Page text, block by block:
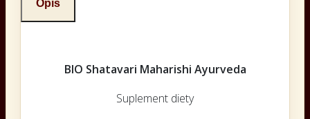
Opis
BIO Shatavari Maharishi Ayurveda
Suplement diety